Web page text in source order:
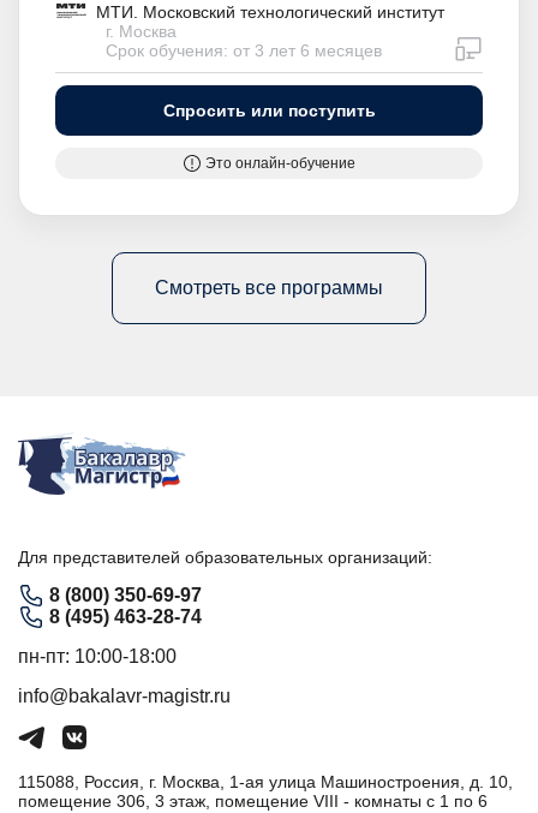
МТИ. Московский технологический институт
г. Москва
Срок обучения: от 3 лет 6 месяцев
Спросить или поступить
Это онлайн-обучение
Смотреть все программы
Для представителей образовательных организаций:
8 (800) 350-69-97
8 (495) 463-28-74
пн-пт: 10:00-18:00
info@bakalavr-magistr.ru
115088, Россия, г. Москва, 1-ая улица Машиностроения, д. 10,
помещение 306, 3 этаж, помещение VIII - комнаты с 1 по 6